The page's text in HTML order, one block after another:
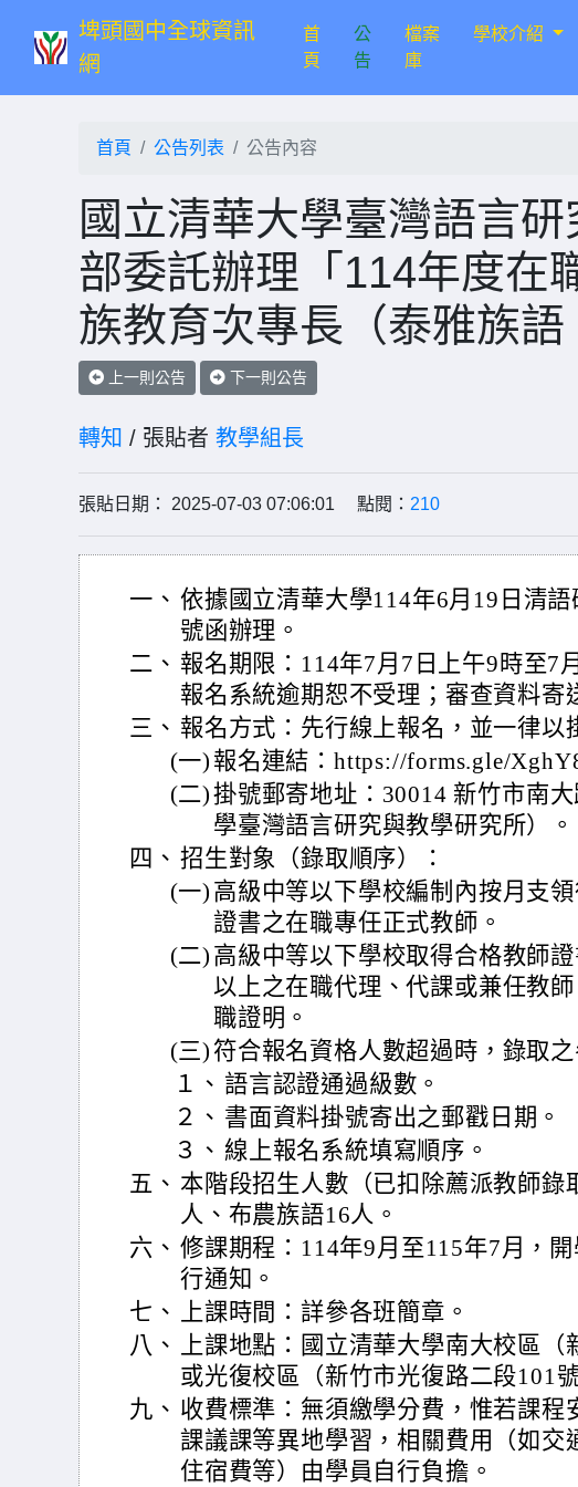
埤頭國中全球資訊
網
首
頁(current)
公
告
檔案
庫
學校介紹
首頁 公告列表 公告內容
國立清華大學臺灣語言
部委託辦理「114年度在
族教育次專長（泰雅族語
上一則公告 下一則公告
轉知 / 張貼者 教學組長
張貼日期： 2025-07-03 07:06:01 點閱： 210
一、 依據國立清華大學114年6月19日清
號函辦理。
二、 報名期限：114年7月7日上午9時至7
報名系統逾期恕不受理；審查資料寄
三、 報名方式：先行線上報名，並一律以
(一) 報名連結：https://forms.gle/
(二)掛號郵寄地址：30014 新竹市南
學臺灣語言研究與教學研究所）。
四、 招生對象（錄取順序）：
(一) 高級中等以下學校編制內按月支
證書之在職專任正式教師。
(二) 高級中等以下學校取得合格教師
以上之在職代理、代課或兼任教
職證明。
(三) 符合報名資格人數超過時，錄取之
１、 語言認證通過級數。
２、 書面資料掛號寄出之郵戳日期。
３、 線上報名系統填寫順序。
五、 本階段招生人數（已扣除薦派教師錄
人、布農族語16人。
六、 修課期程：114年9月至115年7月，
行通知。
七、
上課時間：詳參各班簡章。
八、
上課地點：國立清華大學南大校區（
或光復校區（新竹市光復路二段101
九、 收費標準：無須繳學分費，惟若課程
課議課等異地學習，相關費用（如交
住宿費等）由學員自行負擔。